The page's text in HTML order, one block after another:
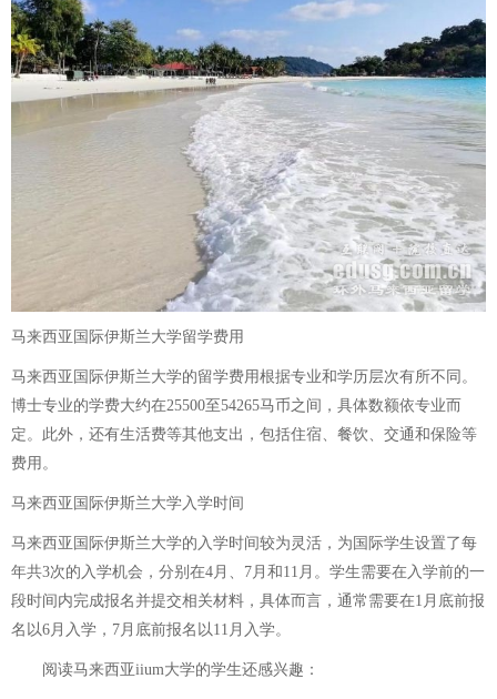
马来西亚国际伊斯兰大学留学费用
马来西亚国际伊斯兰大学的留学费用根据专业和学历层次有所不同。
博士专业的学费大约在25500至54265马币之间，具体数额依专业而
定。此外，还有生活费等其他支出，包括住宿、餐饮、交通和保险等
费用。
马来西亚国际伊斯兰大学入学时间
马来西亚国际伊斯兰大学的入学时间较为灵活，为国际学生设置了每
年共3次的入学机会，分别在4月、7月和11月。学生需要在入学前的一
段时间内完成报名并提交相关材料，具体而言，通常需要在1月底前报
名以6月入学，7月底前报名以11月入学。
阅读马来西亚iium大学的学生还感兴趣：